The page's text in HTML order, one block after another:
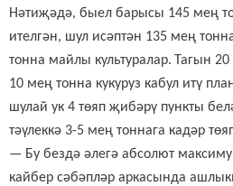
Нәтиҗәдә, быел барысы 145 мең
ителгән, шул исәптән 135 мең
тонна майлы культуралар.
Тагын
10 мең тонна кукуруз кабул итү
шулай ук 4 төяп җибәрү пункты
тәүлеккә 3-5 мең тоннага кадәр
— Бу бездә әлегә абсолют
кайбер сәбәпләр аркасында